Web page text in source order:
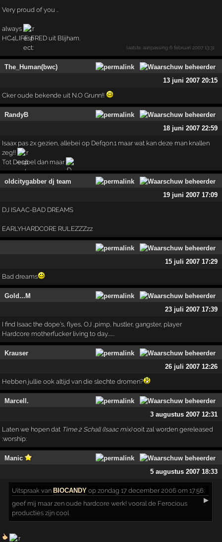
Very proud of you ..
always
HC4LIFE: FRED uit Blijham.
laatste aanpassing6 februari 2007 13:31
The_Human(bwc)
13 juni 2007 20:15
Cker oude bekende uit N.O Grunn!!
RandyB
18 juni 2007 22:59
Isaax pas 2x gezien, allebei op Defqon.1 maar wat kan deze man knallen
zeg!!
Tot Decibel dan maar
oldcitygabber dj team
19 juni 2007 17:09
DJ ISAAC-BAD DREAMS
EARLYHARDCORE RULEZZZzz
15 juli 2007 17:29
Bad dreams
Gold...M
23 juli 2007 17:39
I find Isaac the dope's, flyes, OJ ,pimp, hustler, gangster, player
Hardcore motherfucker living to day.......
Krauser
26 juli 2007 12:26
Hebben jullie ook altijd van die slechte dromen?
Marcell.
3 augustus 2007 12:31
Laten we hopen dat Time 2 Schall (Isaac mix)ooit zal worden gereleased
:worship:
Manic
5 augustus 2007 18:33
Uitspraak vanBIOCANDY op zondag 17 december 2006 om 17:56:
▶
geef mij maar zen oude hardcore werk! vooral de Ferocious
producties zijn cool